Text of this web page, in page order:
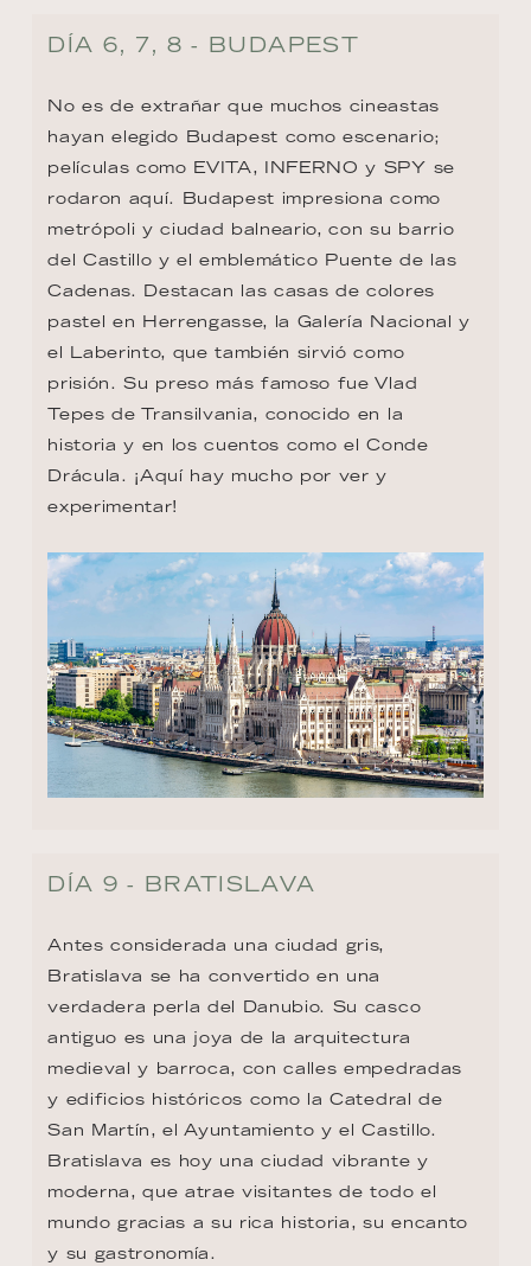
DÍA 6, 7, 8 - BUDAPEST
No es de extrañar que muchos cineastas
hayan elegido Budapest como escenario;
películas como EVITA, INFERNO y SPY se
rodaron aquí. Budapest impresiona como
metrópoli y ciudad balneario, con su barrio
del Castillo y el emblemático Puente de las
Cadenas. Destacan las casas de colores
pastel en Herrengasse, la Galería Nacional y
el Laberinto, que también sirvió como
prisión. Su preso más famoso fue Vlad
Tepes de Transilvania, conocido en la
historia y en los cuentos como el Conde
Drácula. ¡Aquí hay mucho por ver y
experimentar!
DÍA 9 - BRATISLAVA
Antes considerada una ciudad gris,
Bratislava se ha convertido en una
verdadera perla del Danubio. Su casco
antiguo es una joya de la arquitectura
medieval y barroca, con calles empedradas
y edificios históricos como la Catedral de
San Martín, el Ayuntamiento y el Castillo.
Bratislava es hoy una ciudad vibrante y
moderna, que atrae visitantes de todo el
mundo gracias a su rica historia, su encanto
y su gastronomía.